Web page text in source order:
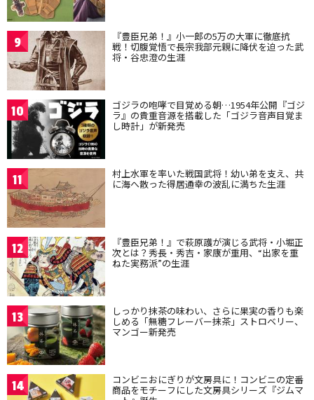
9 『豊臣兄弟！』小一郎の5万の大軍に徹底抗
戦！切腹覚悟で長宗我部元親に降伏を迫った武
将・谷忠澄の生涯
10 ゴジラの咆哮で目覚める朝…1954年公開『ゴジ
ラ』の貴重音源を搭載した「ゴジラ音声目覚ま
し時計」が新発売
11 村上水軍を率いた戦国武将！幼い弟を支え、共
に海へ散った得居通幸の波乱に満ちた生涯
12 『豊臣兄弟！』で萩原護が演じる武将・小堀正
次とは？秀長・秀吉・家康が重用、“出家を重
ねた実務派”の生涯
13 しっかり抹茶の味わい、さらに果実の香りも楽
しめる「無糖フレーバー抹茶」ストロベリー、
マンゴー新発売
14 コンビニおにぎりが文房具に！コンビニの定番
商品をモチーフにした文房具シリーズ『ジムマ